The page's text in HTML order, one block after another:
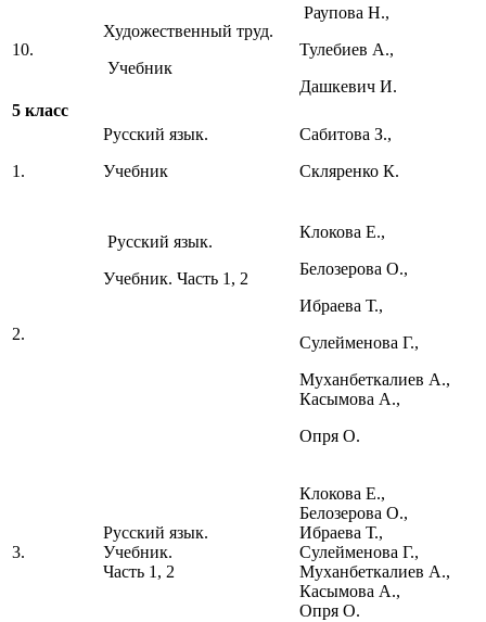
10.
Художественный труд.
Учебник
Раупова Н.,
Тулебиев А.,
Дашкевич И.
5 класс
1.
Русский язык.
Учебник
Сабитова З.,
Скляренко К.
2.
Русский язык.
Учебник. Часть 1, 2
Клокова Е.,
Белозерова О.,
Ибраева Т.,
Сулейменова Г.,
Муханбеткалиев А.,
Касымова А.,
Опря О.
3.
Русский язык.
Учебник.
Часть 1, 2
Клокова Е.,
Белозерова О.,
Ибраева Т.,
Сулейменова Г.,
Муханбеткалиев А.,
Касымова А.,
Опря О.